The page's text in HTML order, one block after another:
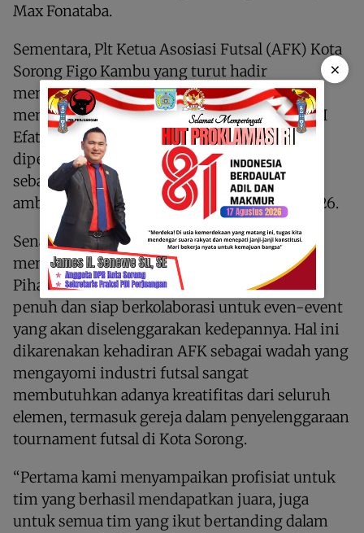
Max Fonataba.
Sementara, Plt Ketua Asosiasi Futsal (AFK) Kota
Sorong Figo Kambu yang turut hadir
menyaksikan pertandingan final tersebut,
memberikan ucapan selamat kepada Tim GKI
Efata Matalamagi atas raihan juara yang
diperoleh, juga kepada Tim OMK Katedral
sebagai runner-up dan semua tim yang ikut
ambil bagian dalam tournament JIBS Cup 2026.
Senada dengan Wakil Ketua PHMJ, Figo
menyebut kegiatan tersebut sangat positif.
Pihaknya, lanjut dia memberikan dukungan
penuh dan siap berkolaborasi untuk even-event
yang akan diselenggarakan kedepannya. Hal ini
dikarenakan kehadiran AFK sebagai wadah yang
mengayomi industri futsal sangat
membutuhkan adanya kreatifitas dari seluruh
elemen, termasuk gereja dalam penyelenggaraan
tournament futsal di Kota Sorong.
“Pertama kami menyampaikan profisiat untuk
tim yang berhasil mendapatkan juara, juga
untuk semua tim yang ikut bertanding dalam
×